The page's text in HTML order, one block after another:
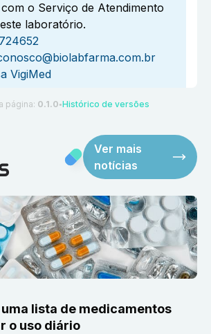
o Serviço de Atendimento
laboratório.
VigiMed
página: 0.1.0 ●Histórico de versões
Ver mais
notícias
lista de medicamentos
o uso diário